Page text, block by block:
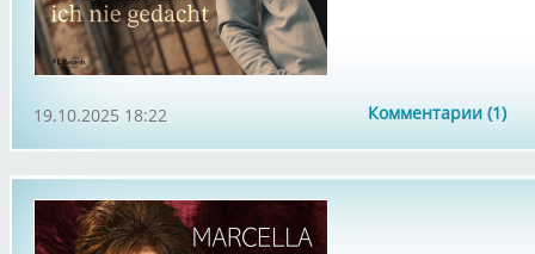
Комментарии (1)
19.10.2025 18:22